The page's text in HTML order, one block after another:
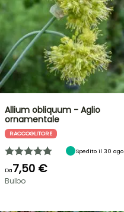
Allium obliquum - Aglio
ornamentale
RACCOGLITORE
Spedito il 30 ago
Da7,50 €
Bulbo